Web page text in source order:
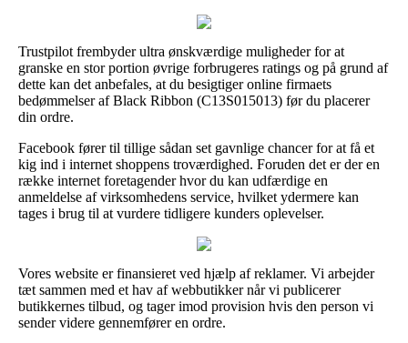
Trustpilot frembyder ultra ønskværdige muligheder for at
granske en stor portion øvrige forbrugeres ratings og på grund af
dette kan det anbefales, at du besigtiger online firmaets
bedømmelser af Black Ribbon (C13S015013) før du placerer
din ordre.
Facebook fører til tillige sådan set gavnlige chancer for at få et
kig ind i internet shoppens troværdighed. Foruden det er der en
række internet foretagender hvor du kan udfærdige en
anmeldelse af virksomhedens service, hvilket ydermere kan
tages i brug til at vurdere tidligere kunders oplevelser.
Vores website er finansieret ved hjælp af reklamer. Vi arbejder
tæt sammen med et hav af webbutikker når vi publicerer
butikkernes tilbud, og tager imod provision hvis den person vi
sender videre gennemfører en ordre.